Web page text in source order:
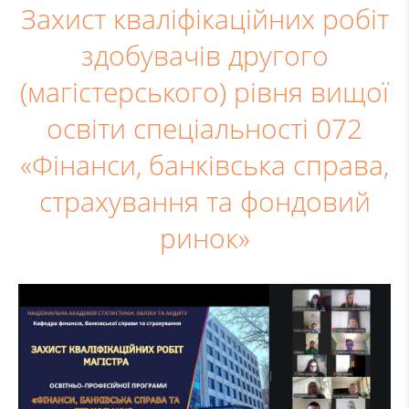
Захист кваліфікаційних робіт
здобувачів другого
(магістерського) рівня вищої
освіти спеціальності 072
«Фінанси, банківська справа,
страхування та фондовий
ринок»